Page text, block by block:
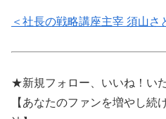
＜社長の戦略講座主宰 須山さ
★新規フォロー、いいね！い
【あなたのファンを増やし続